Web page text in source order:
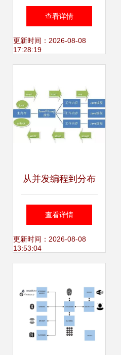
安厨具厂 公共设备
与专用产品的智能
查看详情
更新时间：2026-08-08
17:28:19
从并发编程到分布
式系统 驾驭海量数
据处理的技术演进
查看详情
更新时间：2026-08-08
13:53:04